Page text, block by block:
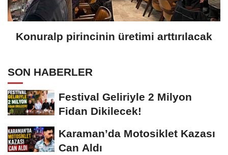
Konuralp pirincinin üretimi arttırılacak
SON HABERLER
Festival Geliriyle 2 Milyon
Fidan Dikilecek!
Karaman’da Motosiklet Kazası
Can Aldı